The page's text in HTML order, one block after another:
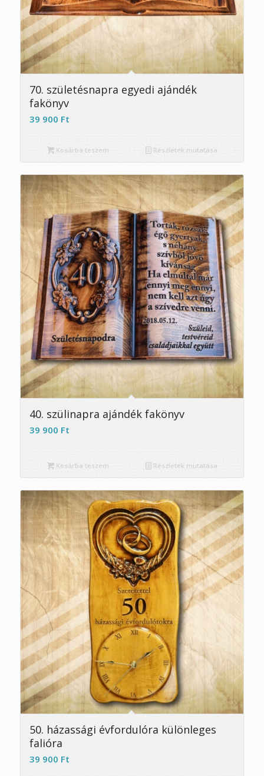
70. születésnapra egyedi ajándék
fakönyv
39 900 Ft
Kosárba teszem Részletek mutatása
5.00
40. szülinapra ajándék fakönyv
39 900 Ft
Kosárba teszem Részletek mutatása
5.00
50. házassági évfordulóra különleges
falióra
39 900 Ft